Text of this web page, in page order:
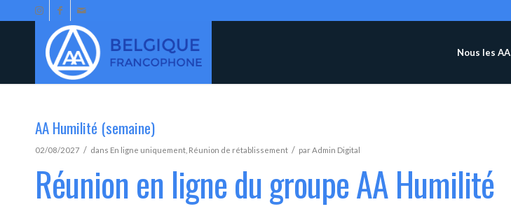
Nous les AA
AA Humilité (semaine)
02/08/2027 / dans En ligne uniquement Réunion de rétablissement / parAdmin Digital
Réunion en ligne du groupe AA Humilité